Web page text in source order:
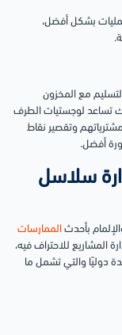
بشكل أفضل،
مع المخزون
تساعد لوجستيات الطرف
وتقصير نقاط
أفضل.
سلاسل
بأحدث الممارسات
المشاريع للاحتراف فيه،
دوليًا والتي تشمل ما